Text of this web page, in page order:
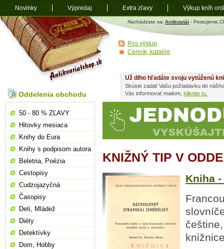
Antikvariát
shop.sk
Nachádzate sa: Antikvariát -
KNIŽNÝ TIP V
Kniha
Už dlho hľadáte svoju vytúženú
Skúste zadať Vašu požiadavku do
Vás informovať mailom, kliknite tu.
Oddelenia obchodu
50 - 80 % ZĽAVY
Hitovky mesiaca
Knihy do Eura
Knihy s podpisom autora
Beletria, Poézia
Cestopisy
Cudzojazyčná
Časopisy
Deti, Mládež
Diéty
Detektívky
Dom, Hobby
Rss výstup
Cenník, katalóg
Novinky Výpredaj Extra zľavy Výkup kníh